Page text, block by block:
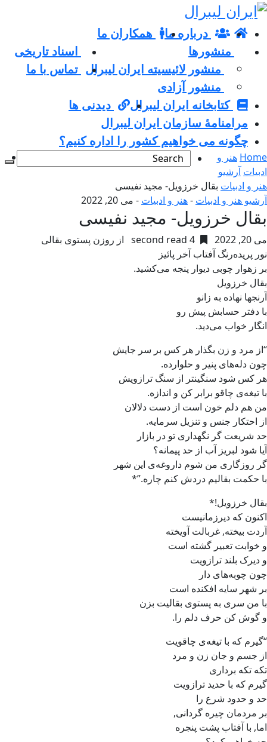
درباره ما
همکاران ما
منشورها
منشور لائیسیته ایران لیبرال
منشور آزادی
اسناد تاریخی
تماس با ما
کتابخانه ایران لیبرال
دیدنی ها
مرامنامۀ سازمان ایران لیبرال
چگونه می خواهیم کشور را اداره کنیم؟
Home هنر و
ادبیات آرشیو
هنر و ادبیات بقال خرزویل- مجید نفیسی
آرشیو هنر و ادبیات -هنر و ادبیات - می 20, 2022
بقال خرزویل- مجید نفیسی
می 20, 2022 4 second read
از روزن پستوی بقالی
نور پریده‌رنگ آفتاب آخر پائیز
بر زهوار چوبی دیوار پنجه می‌کشید.
بقال خرزویل
آرنجها نهاده به زانو
با دفتر حسابش پیش رو
انگار خواب می‌دید.
“از مرد و زن بگذار هر کس بر سر جایش
چون دله‌های پنیر و حلوارده.
هر کس شود سنگینتر از سنگ ترازویش
با تیغه‌ی چاقو برابر کن و اندازه.
من هم دلم خون است از دست دلالان
از احتکار جنس و تنزیل سرمایه.
حد شریعت گر نگهداری تو در بازار
آیا شود لبریز آب از حد پیمانه؟
گر روزگاری من شوم داروغه‌ی این شهر
با حکمت بقالیم دردش کنم چاره.”*
بقال خرزویل!*
اکنون که دیرزمانیست
آردت بیخته, غربالت آویخته
و خوابت تعبیر گشته است
و دیرک بلند ترازویت
چون چوبه‌های دار
بر شهر سایه افکنده است
با من سری به پستوی بقالیت بزن
و گوش کن حرف دلم را.
“گیرم که با تیغه‌ی چاقویت
از جسم و جان زن و مرد
تکه تکه برداری
گیرم که با حدید ترازویت
حد و حدود شرع را
بر مردمان چیره گردانی,
اما, با آفتاب پشت پنجره